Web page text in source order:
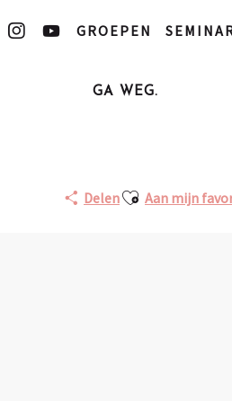
GROEPEN
GA WEG.
DelenAjouter aux
Aan mijn